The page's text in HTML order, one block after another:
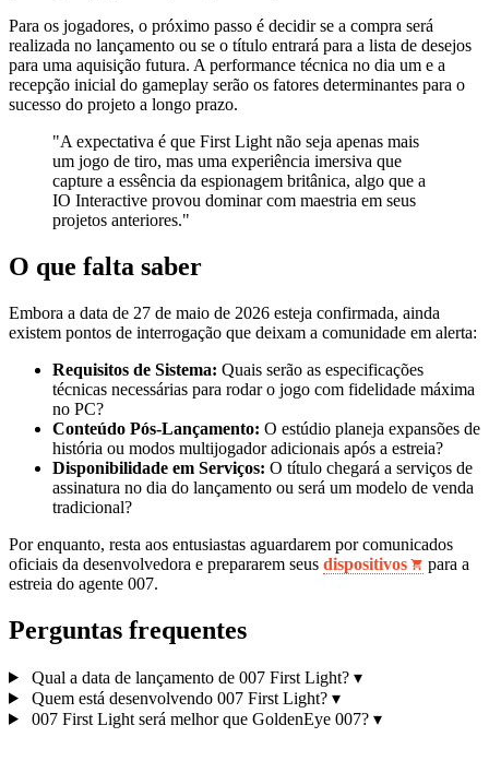
Para os jogadores, o próximo passo é decidir se a compra será
realizada no lançamento ou se o título entrará para a lista de desejos
para uma aquisição futura. A performance técnica no dia um e a
recepção inicial do gameplay serão os fatores determinantes para o
sucesso do projeto a longo prazo.
"A expectativa é que First Light não seja apenas mais
um jogo de tiro, mas uma experiência imersiva que
capture a essência da espionagem britânica, algo que a
IO Interactive provou dominar com maestria em seus
projetos anteriores."
O que falta saber
Embora a data de 27 de maio de 2026 esteja confirmada, ainda
existem pontos de interrogação que deixam a comunidade em alerta:
Requisitos de Sistema: Quais serão as especificações
técnicas necessárias para rodar o jogo com fidelidade máxima
no PC?
Conteúdo Pós-Lançamento: O estúdio planeja expansões de
história ou modos multijogador adicionais após a estreia?
Disponibilidade em Serviços: O título chegará a serviços de
assinatura no dia do lançamento ou será um modelo de venda
tradicional?
Por enquanto, resta aos entusiastas aguardarem por comunicados
oficiais da desenvolvedora e prepararem seus dispositivos
para a
estreia do agente 007.
Perguntas frequentes
Qual a data de lançamento de 007 First Light? ▾
Quem está desenvolvendo 007 First Light? ▾
007 First Light será melhor que GoldenEye 007? ▾